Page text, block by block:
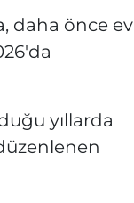
daha önce ev
yıllarda